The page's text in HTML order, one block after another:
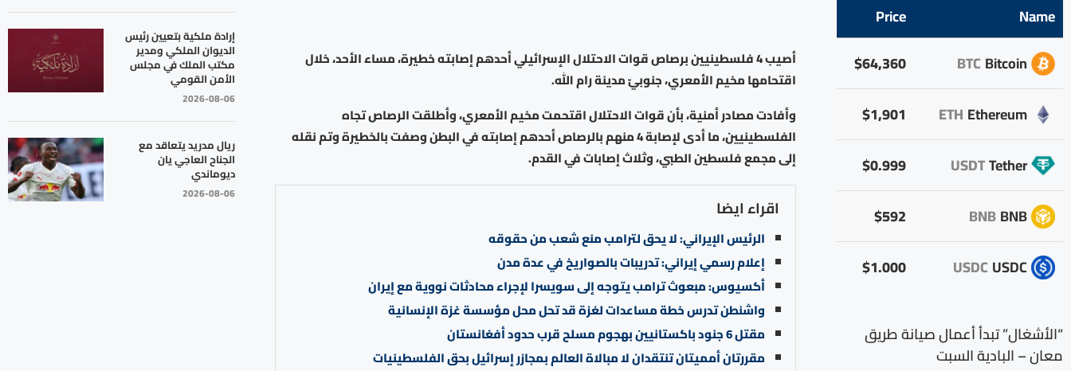
أصيب 4 فلسطينيين برصاص قوات الاحتلال الإسرائيلي أحدهم إصابته خطيرة، مساء الأحد، خلال
اقتحامها مخيم الأمعري، جنوبيّ مدينة رام الله.
وأفادت مصادر أمنية، بأن قوات الاحتلال اقتحمت مخيم الأمعري، وأطلقت الرصاص تجاه
الفلسطينيين، ما أدى لإصابة 4 منهم بالرصاص أحدهم إصابته في البطن وصفت بالخطيرة وتم نقله
إلى مجمع فلسطين الطبي، وثلاث إصابات في القدم.
اقراء ايضا
الرئيس الإيراني: لا يحق لترامب منع شعب من حقوقه
إعلام رسمي إيراني: تدريبات بالصواريخ في عدة مدن
أكسيوس: مبعوث ترامب يتوجه إلى سويسرا لإجراء محادثات نووية مع إيران
واشنطن تدرس خطة مساعدات لغزة قد تحل محل مؤسسة غزة الإنسانية
مقتل 6 جنود باكستانيين بهجوم مسلح قرب حدود أفغانستان
مقررتان أمميتان تنتقدان لا مبالاة العالم بمجازر إسرائيل بحق الفلسطينيات
إرادة ملكية بتعيين رئيس
الديوان الملكي ومدير
مكتب الملك في مجلس
الأمن القومي
2026-08-06
ريال مدريد يتعاقد مع
الجناح العاجي يان
ديوماندي
2026-08-06
Name
Price
Bitcoin
BTC
$64,360
Ethereum
ETH
$1,901
Tether
USDT
$0.999
BNB
BNB
$592
USDC
USDC
$1.000
“الأشغال” تبدأ أعمال صيانة طريق
معان – البادية السبت